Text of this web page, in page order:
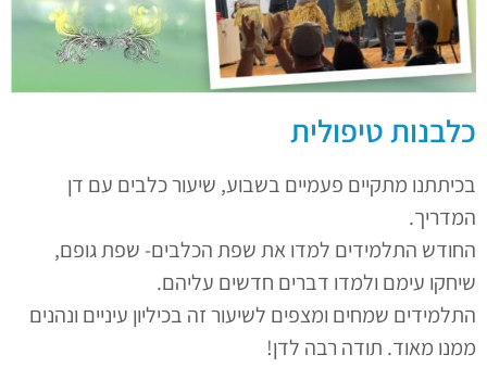
כלבנות טיפולית
בכיתתנו מתקיים פעמיים בשבוע, שיעור כלבים עם דן
המדריך.
החודש התלמידים למדו את שפת הכלבים- שפת גופם,
שיחקו עימם ולמדו דברים חדשים עליהם.
התלמידים שמחים ומצפים לשיעור זה בכיליון עיניים ונהנים
ממנו מאוד. תודה רבה לדן!